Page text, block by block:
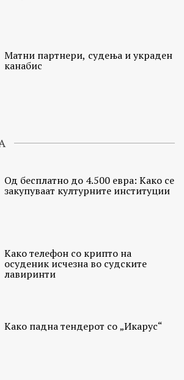
Матни партнери, судења и украден
канабис
Од бесплатно до 4.500 евра: Како се
закупуваат културните институции
Како телефон со крипто на
осуденик исчезна во судските
лавиринти
Како падна тендерот со „Икарус“